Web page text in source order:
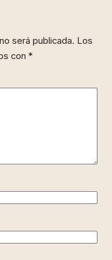
será publicada. Los
con *